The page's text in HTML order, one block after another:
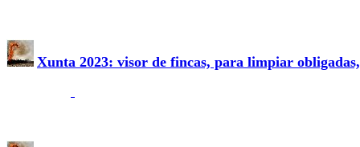
Xunta 2023: visor de fincas, para limpiar